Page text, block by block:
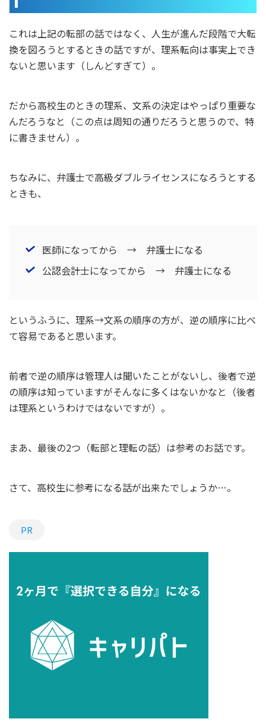
これは上記の転部の話ではなく、人生が進んだ段階で大転
換を図ろうとするときの話ですが、理系転向は事実上でき
ないと思います（しんどすぎて）。
だから高校生のときの理系、文系の決定はやっぱり重要な
んだろうなと（この点は周知の通りだろうと思うので、特
に書きません）。
ちなみに、弁護士で高級ダブルライセンスになろうとする
ときも、
医師になってから → 弁護士になる
公認会計士になってから → 弁護士になる
というふうに、理系→文系の順序の方が、逆の順序に比べ
て容易であると思います。
前者で逆の順序は管理人は聞いたことがないし、後者で逆
の順序は知っていますがそんなに多くはないかなと（後者
は理系というわけではないですが）。
まあ、最後の2つ（転部と理転の話）は参考のお話です。
さて、高校生に参考になる話が出来たでしょうか…。
PR